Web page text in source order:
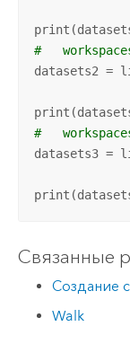
#
datasets2 =
#
datasets3 =
Связанные
Создание
Walk